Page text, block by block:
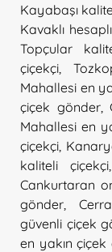
Kayabaşı
Kavaklı
Topçular
çiçekçi
Mahallesi en
çiçek gönder,
Mahallesi en
çiçekçi
kaliteli çiçekçi
Cankurtaran
gönder
güvenli çiçek
en yakın